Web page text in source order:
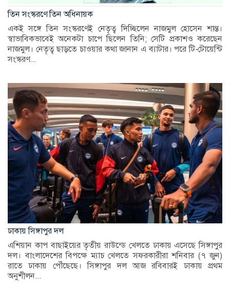
তিন সংস্করণে তিন অধিনায়ক
একই সঙ্গে তিন সংস্করণেই নেতৃত্ব দিচ্ছিলেন নাজমুল হোসেন শান্ত।
স্বাভাবিকভাবেই অনেকটা চাপে ছিলেন তিনি; সেটি প্রকাশও করেছেন
নাজমুল। নেতৃত্ব ছাড়তে চাওয়ার কথা জানান এ ব্যাটার। পরে টি-টোয়েন্টি
সংস্করণ...
ঢাকায় সিঙ্গাপুর দল
এশিয়ান কাপ বাছাইয়ের তৃতীয় রাউন্ডে খেলতে ঢাকায় এসেছে সিঙ্গাপুর
দল। বাংলাদেশের বিপক্ষে ম্যাচ খেলতে সফরকারীরা শনিবার (৭ জুন)
রাতে ঢাকায় পৌঁছেছে। সিঙ্গাপুর দল আজ রবিবারই ঢাকায় প্রথম
অনুশীলন...